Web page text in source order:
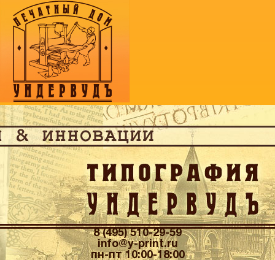
8 (495) 510-29-59
info@y-print.ru
пн-пт 10:00-18:00